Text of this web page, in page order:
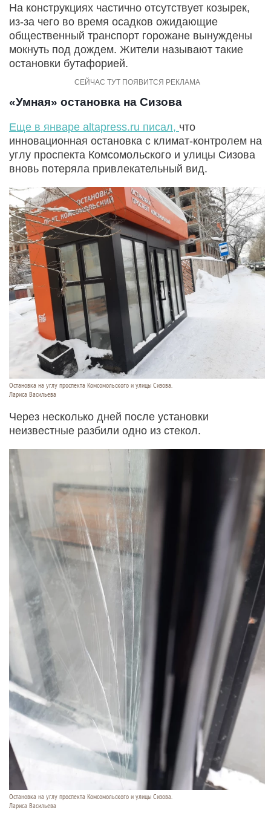
На конструкциях частично отсутствует козырек,
из-за чего во время осадков ожидающие
общественный транспорт горожане вынуждены
мокнуть под дождем. Жители называют такие
остановки бутафорией.
«Умная» остановка на Сизова
Еще в январе altapress.ru писал, что
инновационная остановка с климат-контролем на
углу проспекта Комсомольского и улицы Сизова
вновь потеряла привлекательный вид.
Остановка на углу проспекта Комсомольского и улицы Сизова.
Лариса Васильева
Через несколько дней после установки
неизвестные разбили одно из стекол.
Остановка на углу проспекта Комсомольского и улицы Сизова.
Лариса Васильева